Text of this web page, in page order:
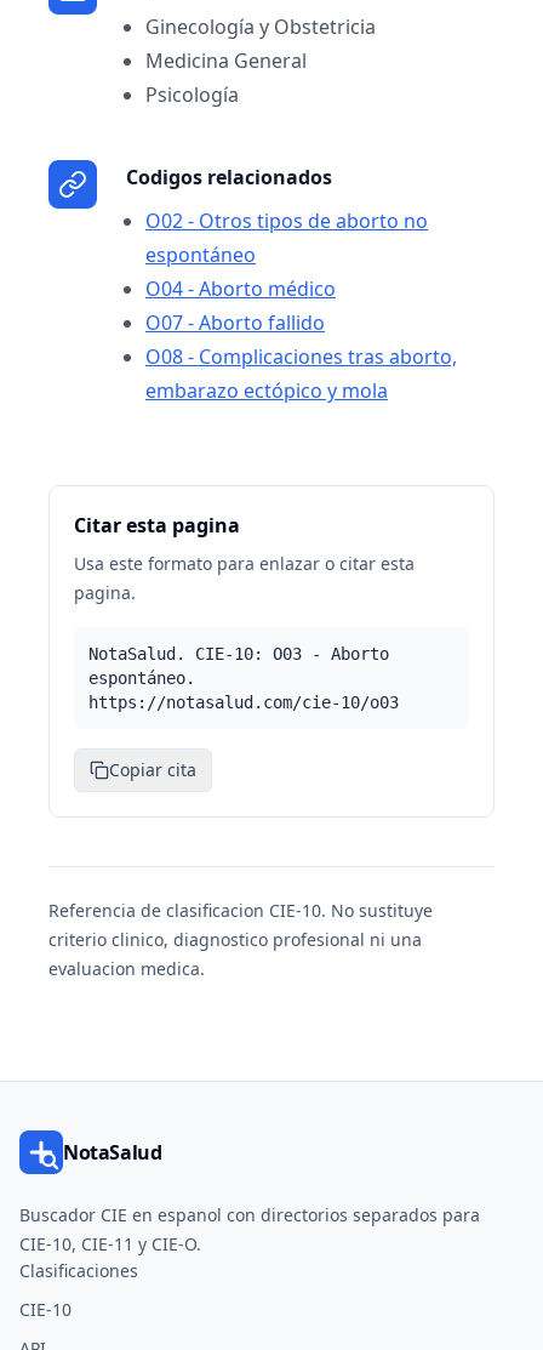
Ginecología y Obstetricia
Medicina General
Psicología
Codigos relacionados
O02 - Otros tipos de aborto no
espontáneo
O04 - Aborto médico
O07 - Aborto fallido
O08 - Complicaciones tras aborto,
embarazo ectópico y mola
Citar esta pagina
Usa este formato para enlazar o citar esta
pagina.
NotaSalud. CIE-10: O03 - Aborto
espontáneo.
https://notasalud.com/cie-10/o03
Copiar cita
Referencia de clasificacion CIE-10. No sustituye
criterio clinico, diagnostico profesional ni una
evaluacion medica.
NotaSalud
Buscador CIE en espanol con directorios separados para
CIE-10, CIE-11 y CIE-O.
Clasificaciones
CIE-10